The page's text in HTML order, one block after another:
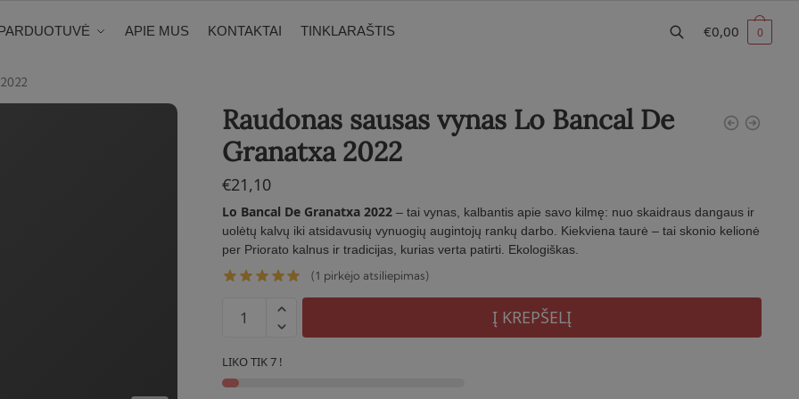
APIE MUS KONTAKTAI TINKLARAŠTIS €0,00 0
Raudonas sausas vynas Lo Bancal De
Granatxa 2022
€21,10
Lo Bancal De Granatxa 2022 – tai vynas, kalbantis apie savo kilmę: nuo skaidraus dangaus ir
uolėtų kalvų iki atsidavusių vynuogių augintojų rankų darbo. Kiekviena taurė – tai skonio kelionė
per Priorato kalnus ir tradicijas, kurias verta patirti. Ekologiškas.
(1 pirkėjo atsiliepimas)
produkto
kiekis:
sausas
Į KREPŠELĮ
LIKO TIK 7 !